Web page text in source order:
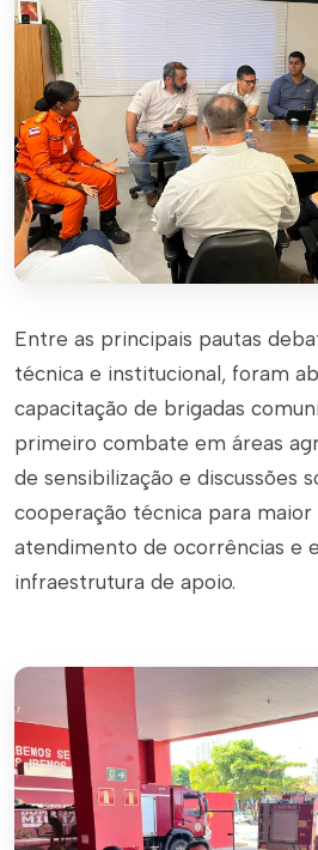
Entre as principais pautas
técnica e institucional, foram
capacitação de brigadas
primeiro combate em áreas
de sensibilização e discussões
cooperação técnica para maior
atendimento de ocorrências e
infraestrutura de apoio.